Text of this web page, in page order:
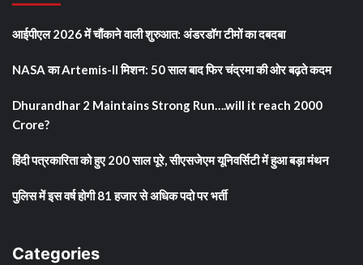
आईपीएल 2026 में चौंकाने वाली शुरुआत: अंडरडॉग टीमों का दबदबा
NASA का Artemis-II मिशन: 50 साल बाद फिर चंद्रमा की ओर बढ़ते कदम
Dhurandhar 2 Maintains Strong Run….will it reach 2000
Crore?
हिंदी पत्रकारिता को हुए 200 साल पूरे, सीएसजेएम यूनिवर्सिटी में हुआ बड़ा मंथन
पुलिस में इस वर्ष होगी 81 हजार से अधिक पदो पर भर्ती
Categories